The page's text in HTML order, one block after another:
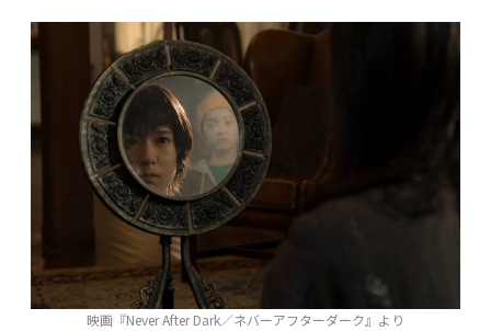
映画『Never After Dark／ネバーアフターダーク』より